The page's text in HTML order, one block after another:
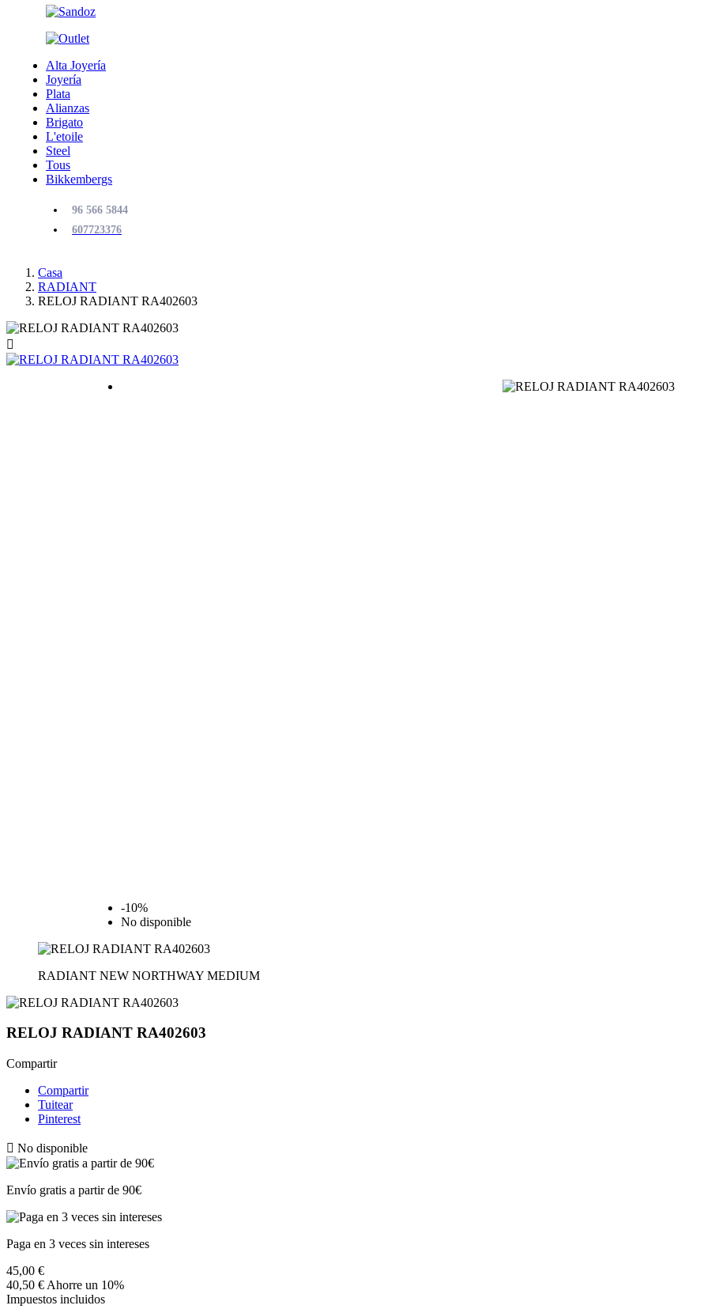
Alta Joyería
Joyería
Plata
Alianzas
Brigato
L'etoile
Steel
Tous
Bikkembergs
96 566 5844
607723376
Casa
RADIANT
RELOJ RADIANT RA402603

-10%
No disponible
RADIANT NEW NORTHWAY MEDIUM
RELOJ RADIANT RA402603
Compartir
Compartir
Tuitear
Pinterest
 No disponible
Envío gratis a partir de 90€
Paga en 3 veces sin intereses
45,00 €
40,50 € Ahorre un 10%
Impuestos incluidos